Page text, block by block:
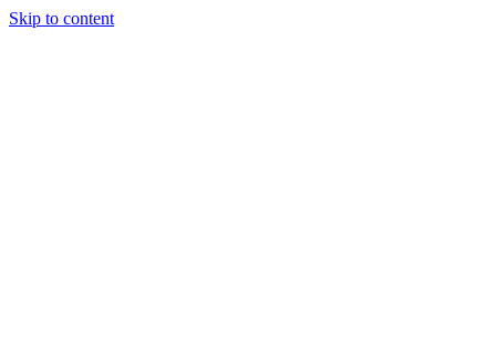
Skip to content